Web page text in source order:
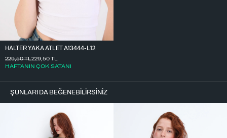
HALTER YAKA ATLET A13444-L12
229,50TL
HAFTANIN ÇOK SATANI
229,50TL
ŞUNLARI DA BEĞENEBILIRSINIZ